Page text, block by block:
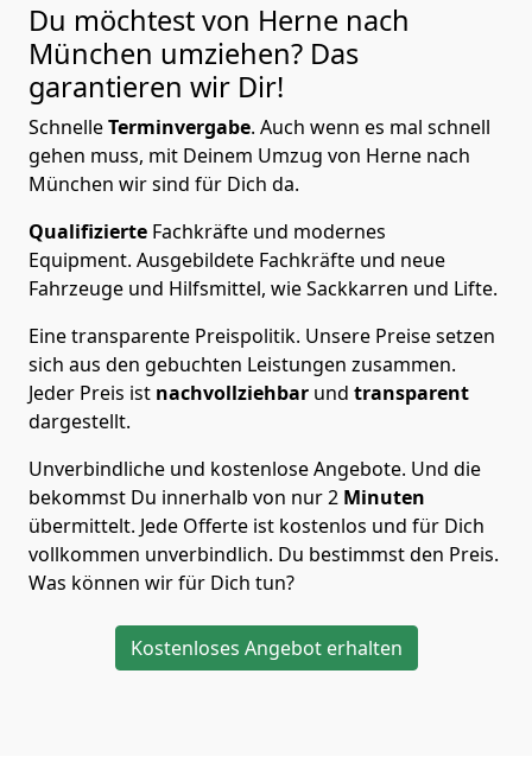
Du möchtest von Herne nach
München umziehen? Das
garantieren wir Dir!
SchnelleTerminvergabe. Auch wenn es mal schnell
gehen muss, mit Deinem Umzug von Herne nach
München wir sind für Dich da.
Qualifizierte Fachkräfte und modernes
Equipment. Ausgebildete Fachkräfte und neue
Fahrzeuge und Hilfsmittel, wie Sackkarren und Lifte.
Eine transparente Preispolitik. Unsere Preise setzen
sich aus den gebuchten Leistungen zusammen.
Jeder Preis ist nachvollziehbar und transparent
dargestellt.
Unverbindliche und kostenlose Angebote. Und die
bekommst Du innerhalb von nur2 Minuten
übermittelt. Jede Offerte ist kostenlos und für Dich
vollkommen unverbindlich. Du bestimmst den Preis.
Was können wir für Dich tun?
Kostenloses Angebot erhalten